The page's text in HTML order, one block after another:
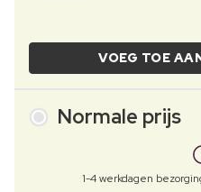
VOEG TOE
Normale prijs
1-4 werkdagen